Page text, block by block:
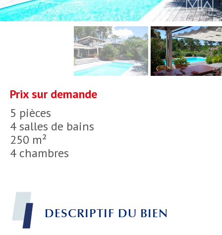
5 pièces
4 salles de bains
250 m²
4 chambres
Prix sur demande
DESCRIPTIF DU BIEN